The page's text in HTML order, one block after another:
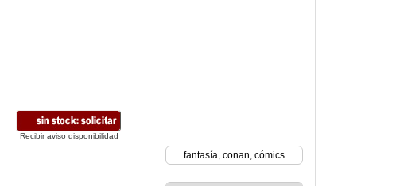
Recibir aviso disponibilidad
fantasía, conan, cómics